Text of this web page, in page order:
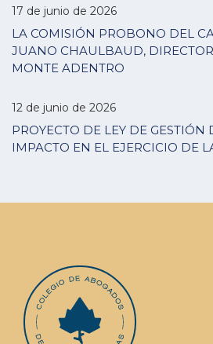
17 de junio de 2026
LA COMISIÓN PROBONO DEL
JUANO CHAULBAUD,
MONTE ADENTRO
12 de junio de 2026
PROYECTO DE LEY DE GESTIÓN
IMPACTO EN EL EJERCICIO DE